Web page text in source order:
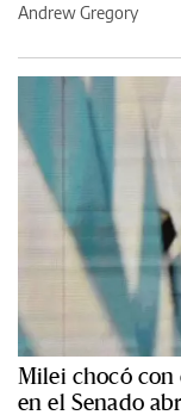
Andrew Gregory
Milei chocó con
en el Senado